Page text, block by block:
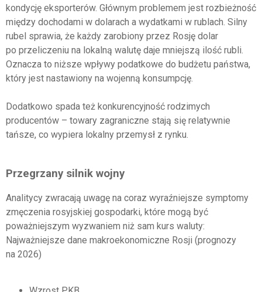
kondycję eksporterów. Głównym problemem jest rozbieżność
między dochodami w dolarach a wydatkami w rublach. Silny
rubel sprawia, że każdy zarobiony przez Rosję dolar
po przeliczeniu na lokalną walutę daje mniejszą ilość rubli.
Oznacza to niższe wpływy podatkowe do budżetu państwa,
który jest nastawiony na wojenną konsumpcję.
Dodatkowo spada też konkurencyjność rodzimych
producentów – towary zagraniczne stają się relatywnie
tańsze, co wypiera lokalny przemysł z rynku.
Przegrzany silnik wojny
Analitycy zwracają uwagę na coraz wyraźniejsze symptomy
zmęczenia rosyjskiej gospodarki, które mogą być
poważniejszym wyzwaniem niż sam kurs waluty:
Najważniejsze dane makroekonomiczne Rosji (prognozy
na 2026)